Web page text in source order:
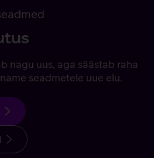
nagu uus, aga säästab raha
seadmetele uue elu.